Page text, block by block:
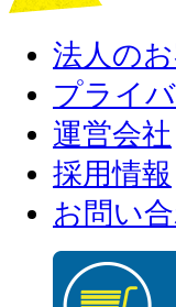
法人の
プライ
運営会社
採用情報
お問い